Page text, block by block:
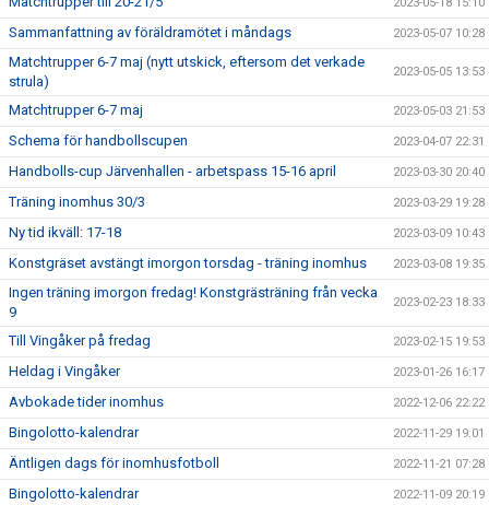
Sammanfattning av föräldramötet i måndags 2023-05-07 10:28
Matchtrupper 6-7 maj (nytt utskick, eftersom det verkade
strula)
2023-05-05 13:53
Matchtrupper 6-7 maj 2023-05-03 21:53
Schema för handbollscupen 2023-04-07 22:31
Handbolls-cup Järvenhallen - arbetspass 15-16 april 2023-03-30 20:40
Träning inomhus 30/3 2023-03-29 19:28
Ny tid ikväll: 17-18 2023-03-09 10:43
Konstgräset avstängt imorgon torsdag - träning inomhus 2023-03-08 19:35
Ingen träning imorgon fredag! Konstgrästräning från vecka
9
2023-02-23 18:33
Till Vingåker på fredag 2023-02-15 19:53
Heldag i Vingåker 2023-01-26 16:17
Avbokade tider inomhus 2022-12-06 22:22
Bingolotto-kalendrar 2022-11-29 19:01
Äntligen dags för inomhusfotboll 2022-11-21 07:28
Bingolotto-kalendrar 2022-11-09 20:19